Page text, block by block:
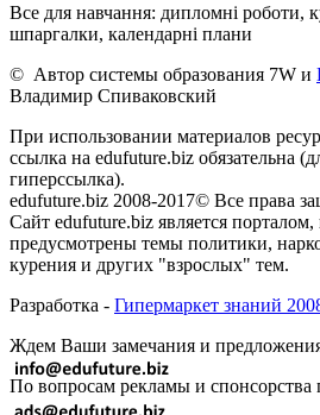
Все для навчання: дипломні роботи,
шпаргалки, календарні плани
© Автор системы образования 7W и
Владимир Спиваковский
При использовании материалов
ссылка на edufuture.biz обязательна
гиперссылка).
edufuture.biz 2008-2017© Все права
Сайт edufuture.biz является
предусмотрены темы политики,
курения и других "взрослых" тем.
Разработка - Гипермаркет знаний
Ждем Ваши замечания и
По вопросам рекламы и спонсорства